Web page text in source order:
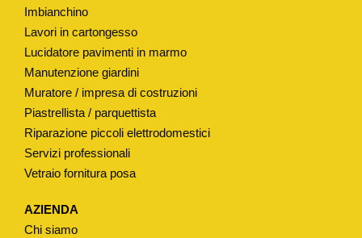
O
T
S
T
O
Imbianchino
Lavori in cartongesso
Lucidatore pavimenti in marmo
Manutenzione giardini
Muratore / impresa di costruzioni
Piastrellista / parquettista
Riparazione piccoli elettrodomestici
Servizi professionali
Vetraio fornitura posa
AZIENDA
Chi siamo